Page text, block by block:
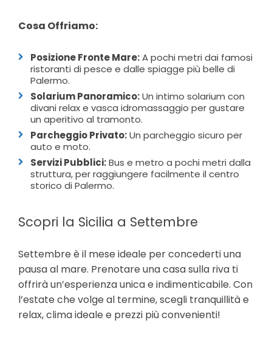
Cosa Offriamo:
Posizione Fronte Mare:A pochi metri dai famosi
ristoranti di pesce e dalle spiagge più belle di
Palermo.
Solarium Panoramico:Un intimo solarium con
divani relax e vasca idromassaggio per gustare
un aperitivo al tramonto.
Parcheggio Privato:Un parcheggio sicuro per
auto e moto.
Servizi Pubblici:Bus e metro a pochi metri dalla
struttura, per raggiungere facilmente il centro
storico di Palermo.
Scopri la Sicilia a Settembre
Settembre è il mese ideale per concederti una
pausa al mare. Prenotare una casa sulla riva ti
offrirà un’esperienza unica e indimenticabile. Con
l’estate che volge al termine, scegli tranquillità e
relax, clima ideale e prezzi più convenienti!